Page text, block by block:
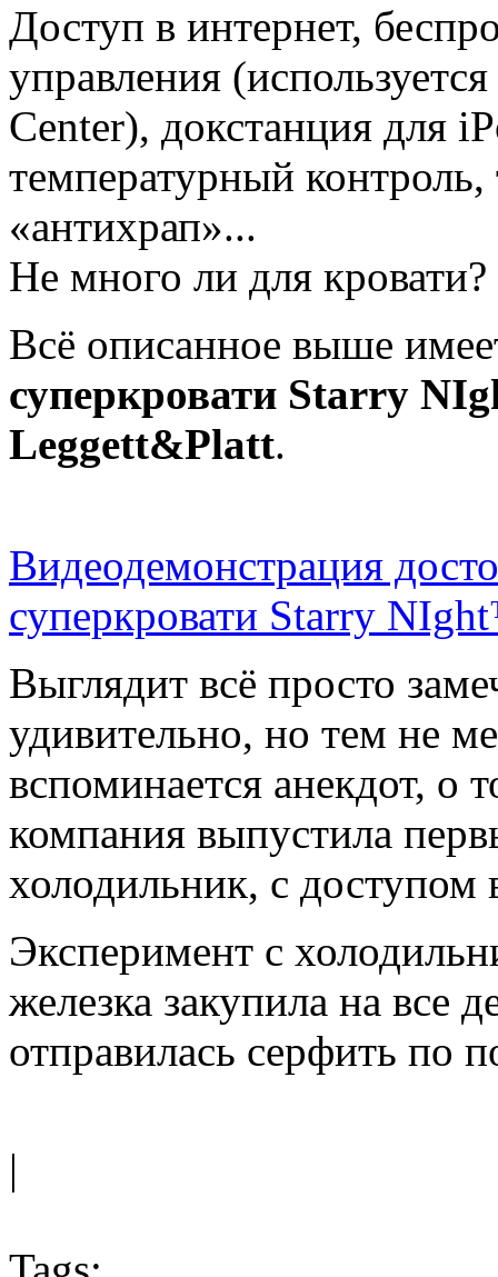
Доступ в интернет,
управления
Center), докстанция для
температурный контроль,
«антихрап»...
Не много ли для кровати?
Всё описанное выше
суперкровати Starry
Leggett&Platt.
Видеодемонстрация
суперкровати Starry
Выглядит всё просто
удивительно, но тем не
вспоминается анекдот, о
компания выпустила
холодильник, с доступом
Эксперимент с
железка закупила на все
отправилась серфить по
|